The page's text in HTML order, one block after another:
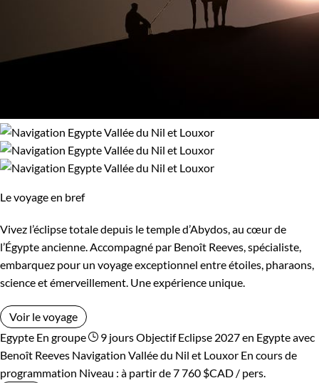
Le voyage en bref
Vivez l’éclipse totale depuis le temple d’Abydos, au cœur de
l’Égypte ancienne. Accompagné par Benoît Reeves, spécialiste,
embarquez pour un voyage exceptionnel entre étoiles, pharaons,
science et émerveillement. Une expérience unique.
Voir le voyage
Egypte En groupe 9 joursObjectif Eclipse 2027 en Egypte avec
Benoît Reeves Navigation Vallée du Nil et Louxor En cours de
programmation Niveau : à partir de7 760 $CAD / pers.